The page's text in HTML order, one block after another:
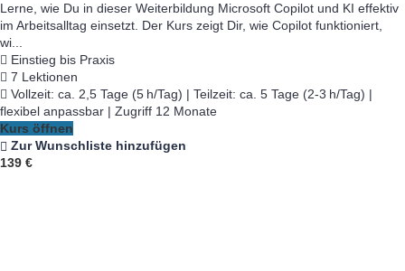
Lerne, wie Du in dieser Weiterbildung Microsoft Copilot und KI effektiv
im Arbeitsalltag einsetzt. Der Kurs zeigt Dir, wie Copilot funktioniert,
wi...
Einstieg bis Praxis
7 Lektionen
Vollzeit: ca. 2,5 Tage (5 h/Tag) | Teilzeit: ca. 5 Tage (2-3 h/Tag) |
flexibel anpassbar | Zugriff 12 Monate
Kurs öffnen
Zur Wunschliste hinzufügen
139 €